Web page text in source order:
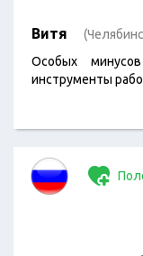
Витя
Особых
инструменты